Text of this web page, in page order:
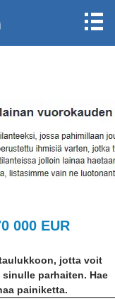
000 EUR
jotta voit
parhaiten. Hae
painiketta.